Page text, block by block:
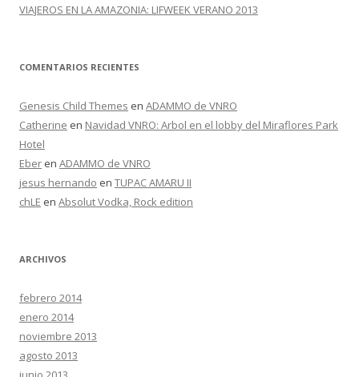
VIAJEROS EN LA AMAZONIA: LIFWEEK VERANO 2013
COMENTARIOS RECIENTES
Genesis Child Themes en ADAMMO de VNRO
Catherine en Navidad VNRO: Arbol en el lobby del Miraflores Park
Hotel
Eber en ADAMMO de VNRO
jesus hernando en TUPAC AMARU II
chLE en Absolut Vodka, Rock edition
ARCHIVOS
febrero 2014
enero 2014
noviembre 2013
agosto 2013